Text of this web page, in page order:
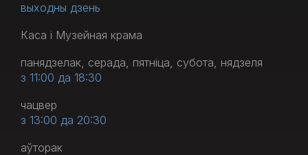
выходны дзень
Каса і Музейная крама
панядзелак, серада, пятніца, субота, нядзеля
з 11:00 да 18:30
чацвер
з 13:00 да 20:30
аўторак